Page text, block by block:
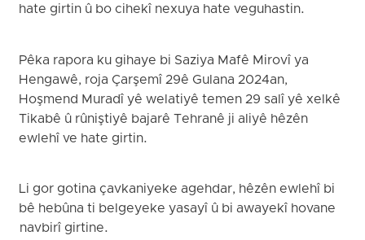
hate girtin û bo cihekî nexuya hate veguhastin.
Pêka rapora ku gihaye bi Saziya Mafê Mirovî ya
Hengawê, roja Çarşemî 29ê Gulana 2024an,
Hoşmend Muradî yê welatiyê temen 29 salî yê xelkê
Tikabê û rûniştiyê bajarê Tehranê ji aliyê hêzên
ewlehî ve hate girtin.
Li gor gotina çavkaniyeke agehdar, hêzên ewlehî bi
bê hebûna ti belgeyeke yasayî û bi awayekî hovane
navbirî girtine.